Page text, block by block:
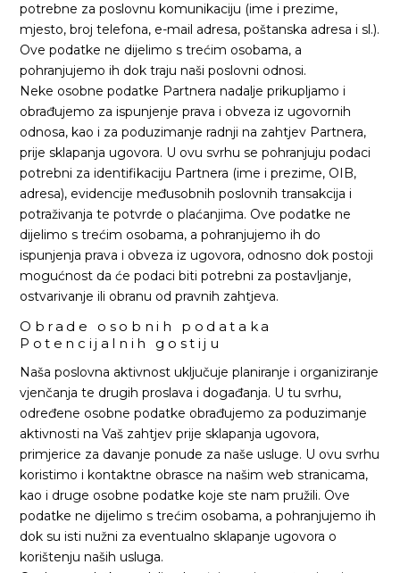
potrebne za poslovnu komunikaciju (ime i prezime,
mjesto, broj telefona, e-mail adresa, poštanska adresa i sl.).
Ove podatke ne dijelimo s trećim osobama, a
pohranjujemo ih dok traju naši poslovni odnosi.
Neke osobne podatke Partnera nadalje prikupljamo i
obrađujemo za ispunjenje prava i obveza iz ugovornih
odnosa, kao i za poduzimanje radnji na zahtjev Partnera,
prije sklapanja ugovora. U ovu svrhu se pohranjuju podaci
potrebni za identifikaciju Partnera (ime i prezime, OIB,
adresa), evidencije međusobnih poslovnih transakcija i
potraživanja te potvrde o plaćanjima. Ove podatke ne
dijelimo s trećim osobama, a pohranjujemo ih do
ispunjenja prava i obveza iz ugovora, odnosno dok postoji
mogućnost da će podaci biti potrebni za postavljanje,
ostvarivanje ili obranu od pravnih zahtjeva.
Obrade osobnih podataka
Potencijalnih gostiju
Naša poslovna aktivnost uključuje planiranje i organiziranje
vjenčanja te drugih proslava i događanja. U tu svrhu,
određene osobne podatke obrađujemo za poduzimanje
aktivnosti na Vaš zahtjev prije sklapanja ugovora,
primjerice za davanje ponude za naše usluge. U ovu svrhu
koristimo i kontaktne obrasce na našim web stranicama,
kao i druge osobne podatke koje ste nam pružili. Ove
podatke ne dijelimo s trećim osobama, a pohranjujemo ih
dok su isti nužni za eventualno sklapanje ugovora o
korištenju naših usluga.